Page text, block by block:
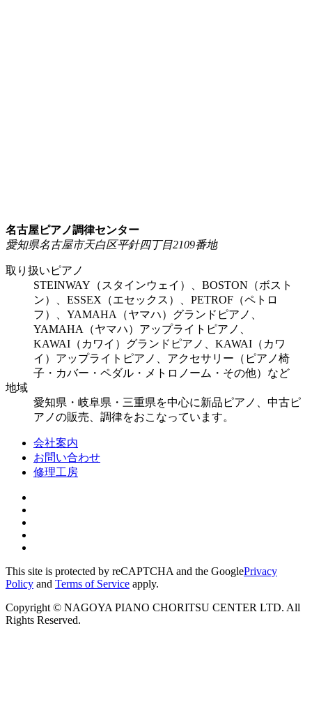
名古屋ピアノ調律センター
愛知県名古屋市天白区平針四丁目2109番地
取り扱いピアノ
STEINWAY（スタインウェイ）、BOSTON（ボスト
ン）、ESSEX（エセックス）、PETROF（ペトロ
フ）、YAMAHA（ヤマハ）グランドピアノ、
YAMAHA（ヤマハ）アップライトピアノ、
KAWAI（カワイ）グランドピアノ、KAWAI（カワ
イ）アップライトピアノ、アクセサリー（ピアノ椅
子・カバー・ペダル・メトロノーム・その他）など
地域
愛知県・岐阜県・三重県を中心に新品ピアノ、中古ピ
アノの販売、調律をおこなっています。
会社案内
お問い合わせ
修理工房
This site is protected by reCAPTCHA and the GooglePrivacy
Policy and Terms of Service apply.
Copyright © NAGOYA PIANO CHORITSU CENTER LTD. All
Rights Reserved.